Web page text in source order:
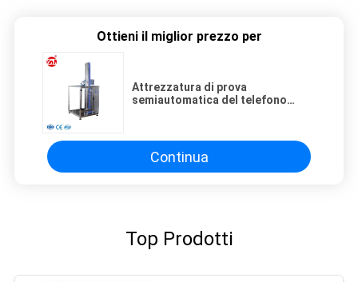
Ottieni il miglior prezzo per
Attrezzatura di prova
semiautomatica del telefono
elettronici o le parti
Continua
Top Prodotti